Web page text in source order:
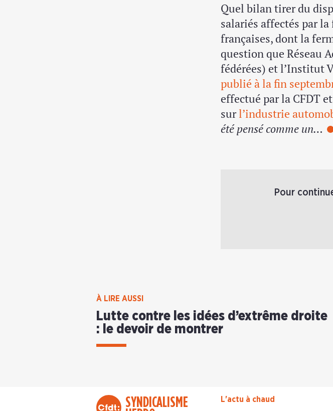
Quel bilan tirer du
salariés affectés par
françaises, dont la
question que Réseau
fédérées) et l’Institut
publié à la fin
effectué par la CFDT
surl’industrie
été pensé comme un…
Pour
À LIRE AUSSI
Lutte contre les idées d’extrême droite
: le devoir de montrer
SYNDICALISME
L'actu à chaud